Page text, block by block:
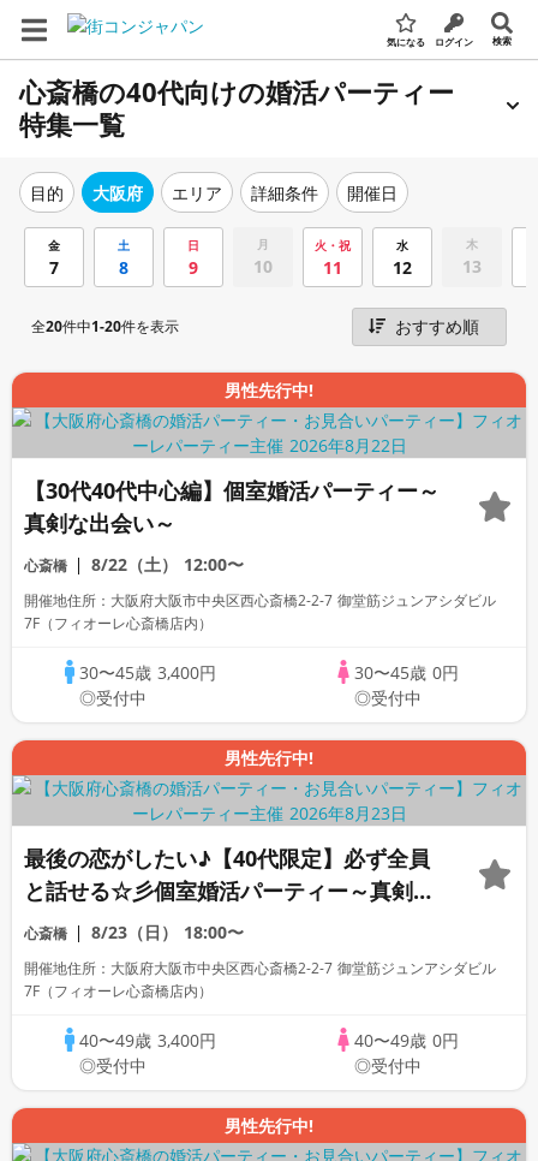
気になる ログイン 検索
心斎橋の40代向けの婚活パーティー
特集一覧
目的 大阪府 エリア 詳細条件 開催日
金
7
土
8
日
9
月
10
火・祝
11
水
12
木
13
全20件中1-20件を表示
男性先行中!
【30代40代中心編】個室婚活パーティー～
真剣な出会い～
心斎橋 8/22（土） 12:00〜
開催地住所：大阪府大阪市中央区西心斎橋2-2-7 御堂筋ジュンアシダビル
7F（フィオーレ心斎橋店内）
30〜45歳 3,400円
◎受付中
30〜45歳 0円
◎受付中
男性先行中!
最後の恋がしたい♪【40代限定】必ず全員
と話せる☆彡個室婚活パーティー～真剣な
出会い～
心斎橋 8/23（日） 18:00〜
開催地住所：大阪府大阪市中央区西心斎橋2-2-7 御堂筋ジュンアシダビル
7F（フィオーレ心斎橋店内）
40〜49歳 3,400円
◎受付中
40〜49歳 0円
◎受付中
男性先行中!